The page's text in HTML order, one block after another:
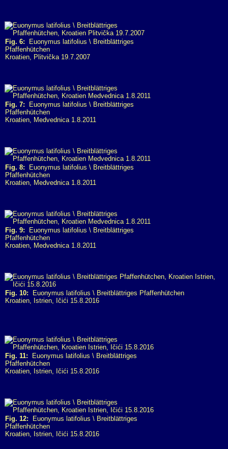
Fig. 6: Euonymus latifolius \ Breitblättriges
Pfaffenhütchen
Kroatien, Plitvička 19.7.2007
Fig. 7: Euonymus latifolius \ Breitblättriges
Pfaffenhütchen
Kroatien, Medvednica 1.8.2011
Fig. 8: Euonymus latifolius \ Breitblättriges
Pfaffenhütchen
Kroatien, Medvednica 1.8.2011
Fig. 9: Euonymus latifolius \ Breitblättriges
Pfaffenhütchen
Kroatien, Medvednica 1.8.2011
Fig. 10: Euonymus latifolius \ Breitblättriges Pfaffenhütchen
Kroatien, Istrien, Ičići 15.8.2016
Fig. 11: Euonymus latifolius \ Breitblättriges
Pfaffenhütchen
Kroatien, Istrien, Ičići 15.8.2016
Fig. 12: Euonymus latifolius \ Breitblättriges
Pfaffenhütchen
Kroatien, Istrien, Ičići 15.8.2016